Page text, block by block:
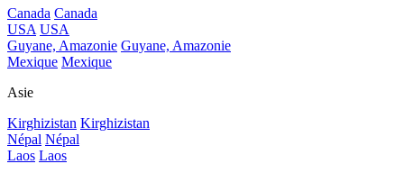
Canada Canada
USA USA
Guyane, Amazonie Guyane, Amazonie
Mexique Mexique
Asie
Kirghizistan Kirghizistan
Népal Népal
Laos Laos